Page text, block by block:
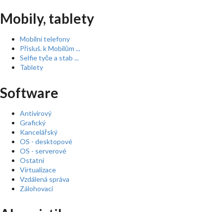
Mobily, tablety
Mobilní telefony
Přísluš. k Mobilům ...
Selfie tyče a stab ...
Tablety
Software
Antivirový
Grafický
Kancelářský
OS - desktopové
OS - serverové
Ostatní
Virtualizace
Vzdálená správa
Zálohovací